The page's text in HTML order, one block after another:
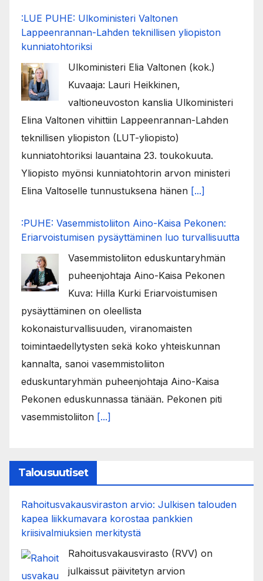
:LUE PUHE: Ulkoministeri Valtonen
Lappeenrannan-Lahden teknillisen yliopiston
kunniatohtoriksi
Ulkoministeri Elia Valtonen (kok.)
Kuvaaja: Lauri Heikkinen,
valtioneuvoston kanslia Ulkoministeri
Elina Valtonen vihittiin Lappeenrannan-Lahden
teknillisen yliopiston (LUT-yliopisto)
kunniatohtoriksi lauantaina 23. toukokuuta.
Yliopisto myönsi kunniatohtorin arvon ministeri
Elina Valtoselle tunnustuksena hänen [...]
:PUHE: Vasemmistoliiton Aino-Kaisa Pekonen:
Eriarvoistumisen pysäyttäminen luo turvallisuutta
Vasemmistoliiton eduskuntaryhmän
puheenjohtaja Aino-Kaisa Pekonen
Kuva: Hilla Kurki Eriarvoistumisen
pysäyttäminen on oleellista
kokonaisturvallisuuden, viranomaisten
toimintaedellytysten sekä koko yhteiskunnan
kannalta, sanoi vasemmistoliiton
eduskuntaryhmän puheenjohtaja Aino-Kaisa
Pekonen eduskunnassa tänään. Pekonen piti
vasemmistoliiton [...]
Talousuutiset
Rahoitusvakausviraston arvio: Julkisen talouden
kapea liikkumavara korostaa pankkien
kriisivalmiuksien merkitystä
Rahoitusvakausvirasto (RVV) on
julkaissut päivitetyn arvion